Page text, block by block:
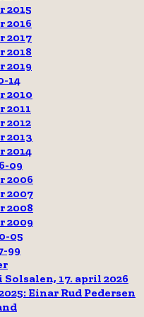
2015
2016
2017
2018
2019
14
2010
2011
2012
2013
2014
09
2006
2007
2008
2009
05
99
17. april 2026
Einar Rud Pedersen